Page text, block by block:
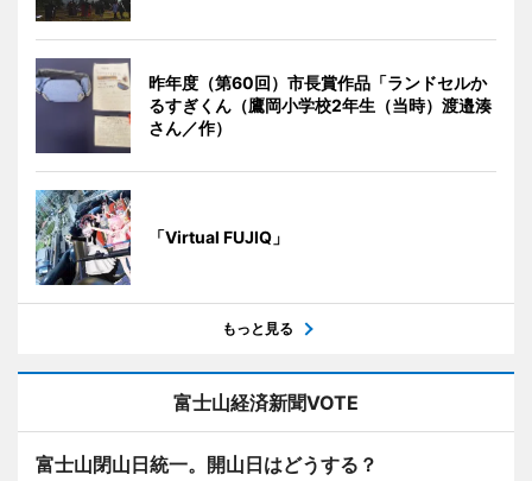
昨年度（第60回）市長賞作品「ランドセルか
るすぎくん（鷹岡小学校2年生（当時）渡邉湊
さん／作）
「Virtual FUJIQ」
もっと見る
富士山経済新聞VOTE
富士山閉山日統一。開山日はどうする？